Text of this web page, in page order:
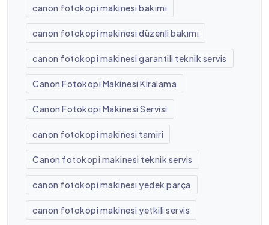
canon fotokopi makinesi bakımı
canon fotokopi makinesi düzenli bakımı
canon fotokopi makinesi garantili teknik servis
Canon Fotokopi Makinesi Kiralama
Canon Fotokopi Makinesi Servisi
canon fotokopi makinesi tamiri
Canon fotokopi makinesi teknik servis
canon fotokopi makinesi yedek parça
canon fotokopi makinesi yetkili servis